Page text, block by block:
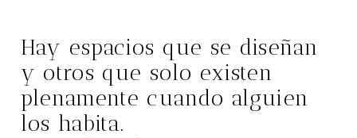
Hay espacios que se diseñan
y otros que solo existen
plenamente cuando alguien
los habita.